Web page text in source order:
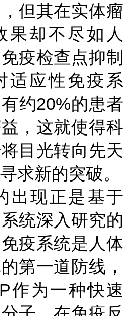
但其在实体瘤
果却不尽如人
疫检查点抑制
适应性免疫系
约20%的患者
，这就使得科
目光转向先天
求新的突破。
出现正是基于
统深入研究的
疫系统是人体
第一道防线，
作为一种快速